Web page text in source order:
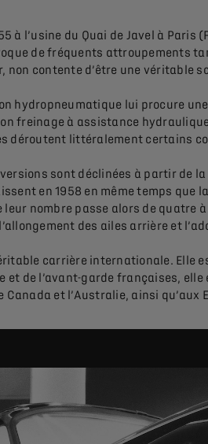
à l’usine du Quai de Javel à
de fréquents attroupements
contente d’être une véritable
hydropneumatique lui procure
freinage à assistance
déroutent littéralement certains
sont déclinées à partir de la
en 1958 en même temps que
nombre passe alors de
des ailes arrière et
carrière internationale. Elle
et de l’avant-garde françaises,
Canada et l’Australie, ainsi